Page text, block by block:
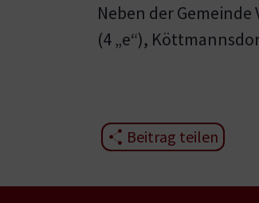
Neben der
(4 „e“),
Beitrag teilen